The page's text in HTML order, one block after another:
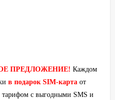
ПРЕДЛОЖЕНИЕ! Каждому
в подарок SIM-карта от
с выгодными SMS и